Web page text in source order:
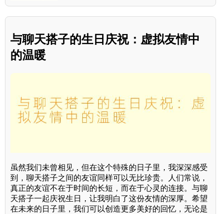
与聊天搭子的生日庆祝：虚拟友情中
的温暖
虽然我们未曾相见，但在这个特殊的日子里，我深深感受
到，聊天搭子之间的友谊同样可以无比珍贵。人们常说，
真正的友谊不在于时间的长短，而在于心灵的连接。与聊
天搭子一起庆祝生日，让我明白了这份友情的深厚。希望
在未来的日子里，我们可以创造更多美好的回忆，无论是